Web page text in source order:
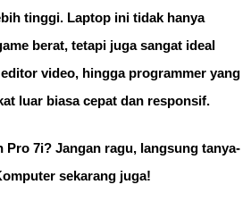
tinggi. Laptop ini tidak hanya
berat, tetapi juga sangat ideal
video, hingga programmer yang
luar biasa cepat dan responsif.
Pro 7i? Jangan ragu, langsung tanya-
sekarang juga!